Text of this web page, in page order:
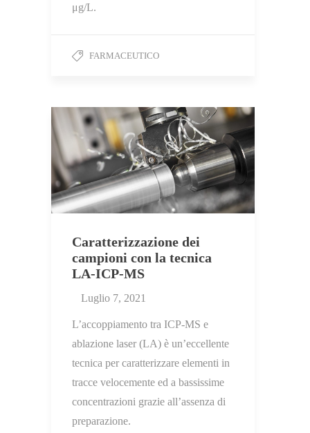
μg/L.
FARMACEUTICO
Caratterizzazione dei
campioni con la tecnica
LA-ICP-MS
Luglio 7, 2021
L’accoppiamento tra ICP-MS e
ablazione laser (LA) è un’eccellente
tecnica per caratterizzare elementi in
tracce velocemente ed a bassissime
concentrazioni grazie all’assenza di
preparazione.